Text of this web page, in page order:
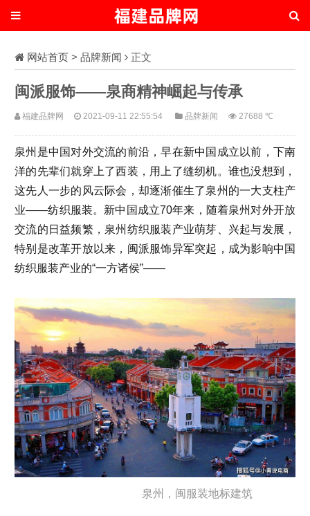
网站首页 > 品牌新闻 正文
闽派服饰——泉商精神崛起与传承
福建品牌网 2021-09-11 22:55:54 品牌新闻 27688 ℃
泉州是中国对外交流的前沿，早在新中国成立以前，下南
洋的先辈们就穿上了西装，用上了缝纫机。谁也没想到，
这先人一步的风云际会，却逐渐催生了泉州的一大支柱产
业——纺织服装。新中国成立70年来，随着泉州对外开放
交流的日益频繁，泉州纺织服装产业萌芽、兴起与发展，
特别是改革开放以来，闽派服饰异军突起，成为影响中国
纺织服装产业的“一方诸侯”——
泉州，闽服装地标建筑